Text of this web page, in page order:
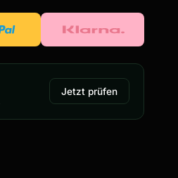
Jetzt prüfen